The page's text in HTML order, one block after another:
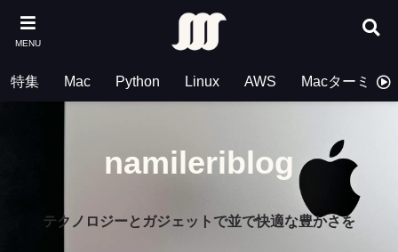
MENU
特集 Mac Python Linux AWS Macターミナル
namileriblog
テクノロジーとガジェットで並で快適な豊かさを